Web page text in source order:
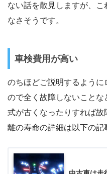
ない話を散見しますが、
なさそうです。
車検費用が高い
のちほどご説明するよう
ので全く故障しないこと
式が古くなったりすれば
離の寿命の詳細は以下の記